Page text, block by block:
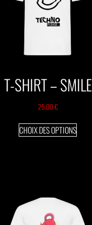
T-SHIRT – SMILE
25,00€
CHOIX DES OPTIONS